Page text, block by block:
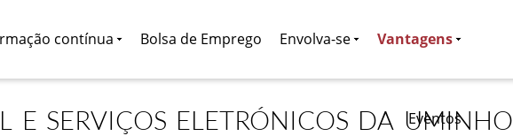
contínua Bolsa de Emprego Envolva-se Vantagens
Eventos
E SERVIÇOS ELETRÓNICOS DA UMINHO